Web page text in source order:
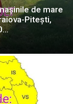
de mare
Piteşti,